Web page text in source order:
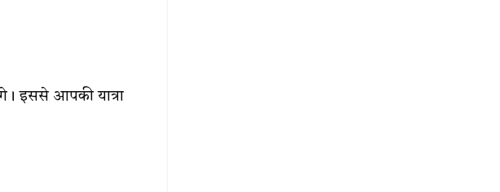
इससे आपकी यात्रा